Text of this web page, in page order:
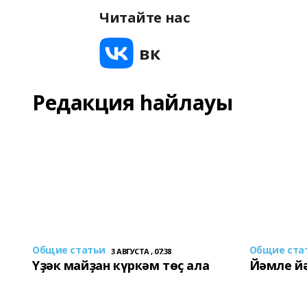
Читайте нас
Редакция һайлауы
Общие статьи 3 АВГУСТА , 07:38
Үҙәк майҙан күркәм төҫ ала
Общие
Йәмле